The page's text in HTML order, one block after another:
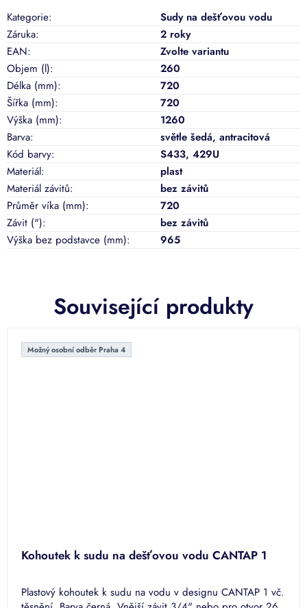
Související produkty
Možný osobní odběr Praha 4
Kohoutek k sudu na dešťovou vodu CANTAP 1
Plastový kohoutek k sudu na vodu v designu CANTAP 1 vč.
Kategorie:
Sudy na dešťovou vodu
Záruka:
2 roky
EAN:
Zvolte variantu
Objem (l):
260
Délka (mm):
720
Šířka (mm):
720
Výška (mm):
1260
Barva: světle šedá, antracitová
Kód barvy:
S433, 429U
Materiál:
plast
Materiál závitů:
bez závitů
Průměr víka (mm):
720
Závit ("):
bez závitů
Výška bez podstavce (mm): 965